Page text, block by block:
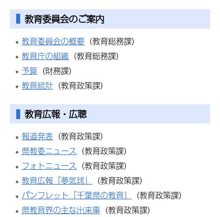
教育委員会のご案内
教育委員会の概要 （教育総務課）
教育庁の組織 （教育総務課）
予算 （財務課）
教育統計 （教育政策課）
教育広報・広聴
報道発表 （教育政策課）
県教委ニュース （教育政策課）
フォトニュース （教育政策課）
教育広報「夢気球」
（教育政策課）
パンフレット「千葉県の教育」
（教育政策課）
県教育界の主な出来事 （教育政策課）